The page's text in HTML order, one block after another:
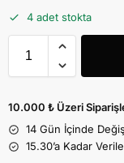
4 adet stokta
10.000 ₺ Üzeri
14 Gün İçinde
15.30’a Kadar